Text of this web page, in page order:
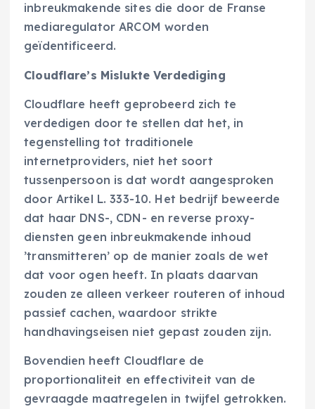
inbreukmakende sites die door de Franse
mediaregulator ARCOM worden
geïdentificeerd.
Cloudflare’s Mislukte Verdediging
Cloudflare heeft geprobeerd zich te
verdedigen door te stellen dat het, in
tegenstelling tot traditionele
internetproviders, niet het soort
tussenpersoon is dat wordt aangesproken
door Artikel L. 333-10. Het bedrijf beweerde
dat haar DNS-, CDN- en reverse proxy-
diensten geen inbreukmakende inhoud
’transmitteren’ op de manier zoals de wet
dat voor ogen heeft. In plaats daarvan
zouden ze alleen verkeer routeren of inhoud
passief cachen, waardoor strikte
handhavingseisen niet gepast zouden zijn.
Bovendien heeft Cloudflare de
proportionaliteit en effectiviteit van de
gevraagde maatregelen in twijfel getrokken.